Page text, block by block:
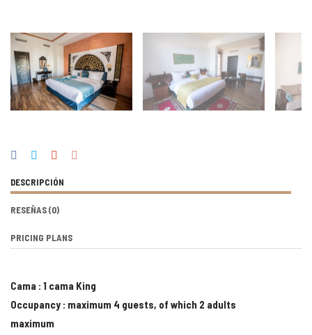
DESCRIPCIÓN
RESEÑAS(0)
PRICING PLANS
Cama : 1 cama King
Occupancy : maximum 4 guests, of which 2 adults
maximum